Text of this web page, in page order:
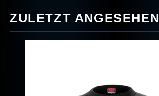
ZULETZT ANGESEHEN